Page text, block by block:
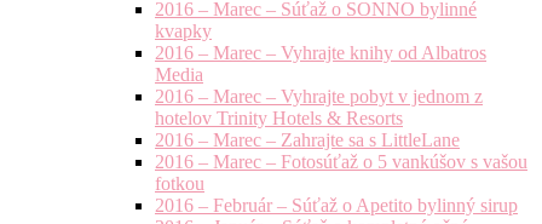
2016 – Marec – Súťaž o SONNO bylinné
kvapky
2016 – Marec – Vyhrajte knihy od Albatros
Media
2016 – Marec – Vyhrajte pobyt v jednom z
hotelov Trinity Hotels & Resorts
2016 – Marec – Zahrajte sa s LittleLane
2016 – Marec – Fotosúťaž o 5 vankúšov s vašou
fotkou
2016 – Február – Súťaž o Apetito bylinný sirup